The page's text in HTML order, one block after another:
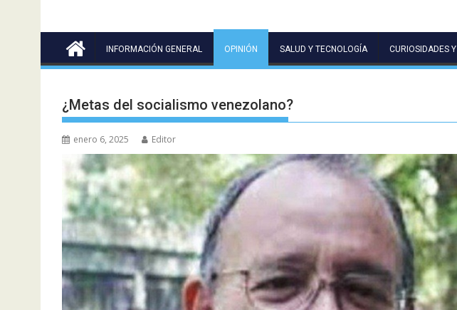
INFORMACIÓN GENERAL OPINIÓN SALUD Y TECNOLOGÍA CURIOSIDADES
¿Metas del socialismo venezolano?
enero 6, 2025 Editor